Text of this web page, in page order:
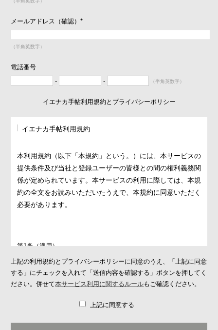
メールアドレス（確認）*
（半角英数字）
電話番号
-
- （半角英数字）
イエナカ手帖利用規約とプライバシーポリシー
イエナカ手帖利用規約
本利用規約（以下「本規約」という。）には、本サービスの
提供条件及び当社と登録ユーザーの皆様との間の権利義務関
係が定められています。本サービスの利用に際しては、本規
約の全文をお読みいただいたうえで、本規約に同意いただく
必要があります。
第1条（適用）
1. 本規約は、本サービスの提供条件及び本サービスの利用に関す
る当社と登録ユーザーとの間の権利義務関係を定めることを目的
とし、登録ユーザーと当社との間の本サービスの利用に関わる一
上記の利用規約とプライバシーポリシーに同意のうえ、「上記に同意
する」にチェックを入れて「送信内容を確認する」ボタンを押してく
ださい。併せて本サービス利用に関するルールもご確認ください。
上記に同意する